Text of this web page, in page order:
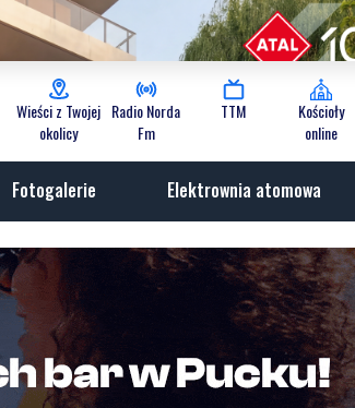
Wieści z Twojej
okolicy
Radio Norda
Fm
TTM
Kościoły
online
Fotogalerie Elektrownia atomowa